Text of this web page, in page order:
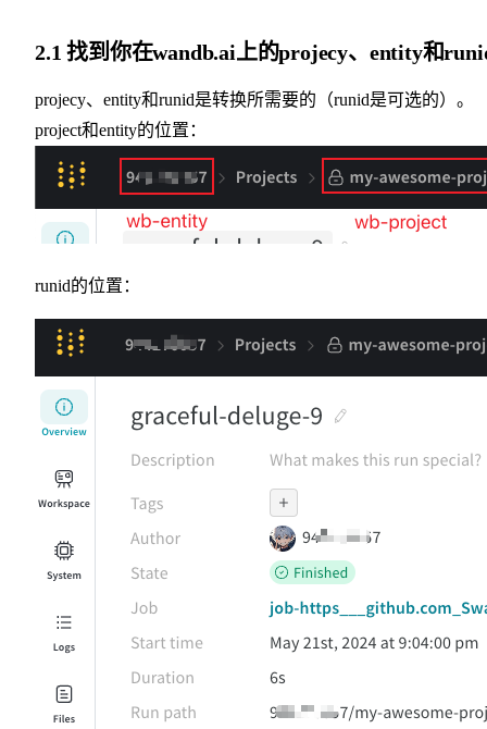
2.1 找到你在wandb.ai上的projecy、entity和
projecy、entity和runid是转换所需要的（runid是可选的）。
project和entity的位置：
runid的位置：